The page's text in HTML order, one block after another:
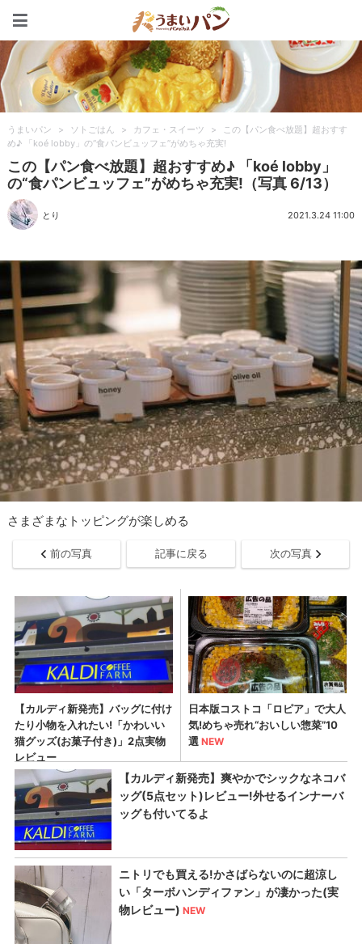
うまいパン > ソトごはん > カフェ・スイーツ >
この【パン食べ放題】超おすす
め♪ 「koé lobby」の“食パンビュッフェ”がめちゃ充実!
この【パン食べ放題】超おすすめ♪ 「koé lobby」
の“食パンビュッフェ”がめちゃ充実!（写真 6/13）
とり 2021.3.24 11:00
さまざまなトッピングが楽しめる
前の写真 記事に戻る 次の写真